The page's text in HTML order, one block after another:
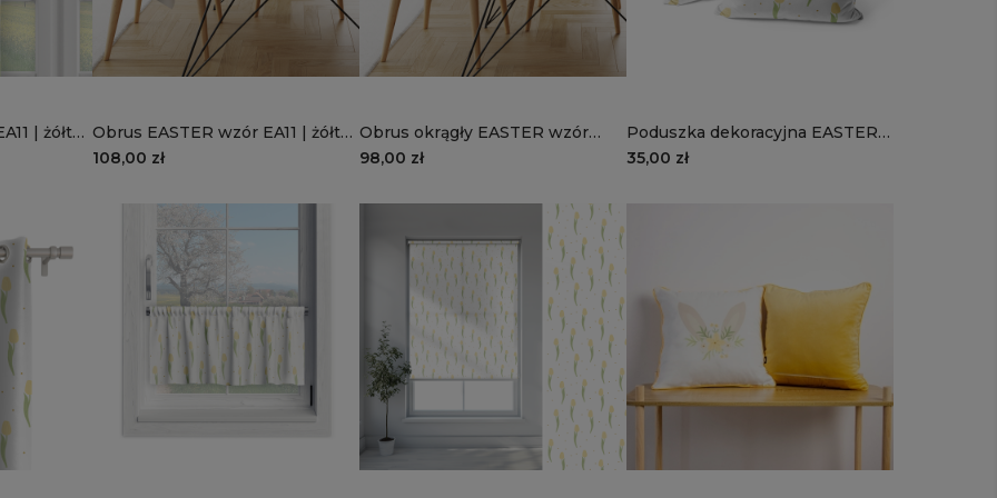
| żółte
Obrus EASTER wzór EA11 | żółte
tulipany
108,00 zł
Obrus okrągły EASTER wzór
EA11 | żółte tulipany
98,00 zł
Poduszka dekoracyjna EASTER
wzór EA11 | żółte tulipany
35,00 zł